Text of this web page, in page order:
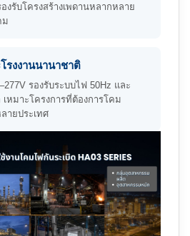
งรับโครงสร้างเพดานหลากหลาย
ม
รงงานนานาชาติ
รองรับระบบไฟ 50Hz และ
หมาะโครงการที่ต้องการโคม
ายประเทศ